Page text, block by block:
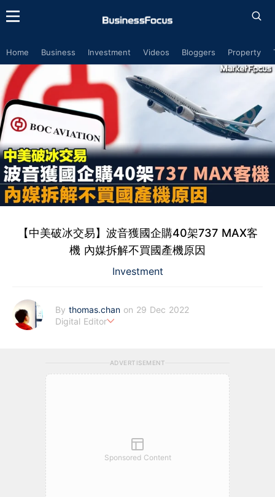
Home Business Investment Videos Bloggers Property
【中美破冰交易】波音獲國企購40架737 MAX客
機 內媒拆解不買國產機原因
Investment
By thomas.chan on 29 Dec 2022
Digital Editor
ADVERTISEMENT
Sponsored Content